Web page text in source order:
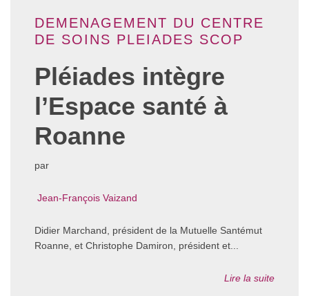
DEMENAGEMENT DU CENTRE
DE SOINS PLEIADES SCOP
Pléiades intègre
l’Espace santé à
Roanne
par
Jean-François Vaizand
Didier Marchand, président de la Mutuelle Santémut
Roanne, et Christophe Damiron, président et...
Lire la suite